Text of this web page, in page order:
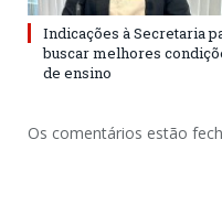
Indicações à Secretaria
buscar melhores
de ensino
Os comentários estão